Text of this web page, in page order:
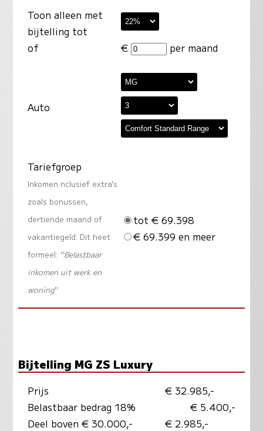
Toon alleen met
bijtelling tot
of
€ per maand
Auto
Tariefgroep
Inkomen nclusief extra's
zoals bonussen,
dertiende maand of
vakantiegeld. Dit heet
formeel: "Belastbaar
inkomen uit werk en
woning"
tot € 69.398
€ 69.399 en meer
Bijtelling MG ZS Luxury
Prijs
€ 32.985,-
Belastbaar bedrag 18%
€ 5.400,-
Deel boven € 30.000,-
€ 2.985,-